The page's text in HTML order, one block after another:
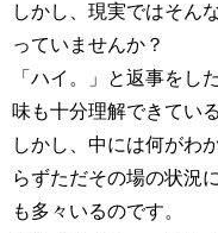
しかし、現実ではそん
っていませんか？
「ハイ。」と返事をし
味も十分理解できてい
しかし、中には何がわ
らずただその場の状況
も多々いるのです。